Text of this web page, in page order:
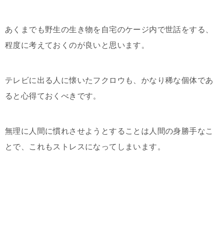
あくまでも野生の生き物を自宅のケージ内で世話をする、
程度に考えておくのが良いと思います。
テレビに出る人に懐いたフクロウも、かなり稀な個体であ
ると心得ておくべきです。
無理に人間に慣れさせようとすることは人間の身勝手なこ
とで、これもストレスになってしまいます。